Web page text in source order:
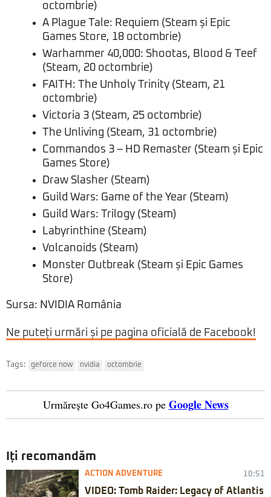
octombrie)
A Plague Tale: Requiem (Steam și Epic
Games Store, 18 octombrie)
Warhammer 40,000: Shootas, Blood & Teef
(Steam, 20 octombrie)
FAITH: The Unholy Trinity (Steam, 21
octombrie)
Victoria 3 (Steam, 25 octombrie)
The Unliving (Steam, 31 octombrie)
Commandos 3 – HD Remaster (Steam și Epic
Games Store)
Draw Slasher (Steam)
Guild Wars: Game of the Year (Steam)
Guild Wars: Trilogy (Steam)
Labyrinthine (Steam)
Volcanoids (Steam)
Monster Outbreak (Steam și Epic Games
Store)
Sursa: NVIDIA România
Ne puteți urmări și pe pagina oficială de Facebook!
Tags: geforce now nvidia octombrie
Urmărește Go4Games.ro pe Google News
Iți recomandăm
ACTION ADVENTURE 10:51
VIDEO: Tomb Raider: Legacy of Atlantis